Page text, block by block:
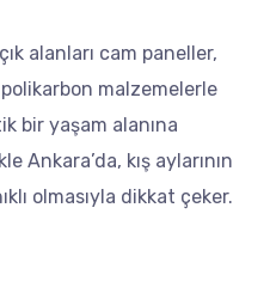
alanları cam paneller,
malzemelerle
bir yaşam alanına
Ankara’da, kış aylarının
olmasıyla dikkat çeker.